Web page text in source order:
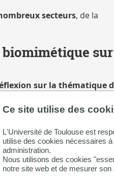
Ce site utilise des
L'Université de Toulouse est
utilise des cookies nécessaires
administration.
Nous utilisons des cookies
notre site web et de mesurer son
secteurs, de la
biomimétique sur
sur la thématique
et
cette formation représente
autour du biomimétisme.